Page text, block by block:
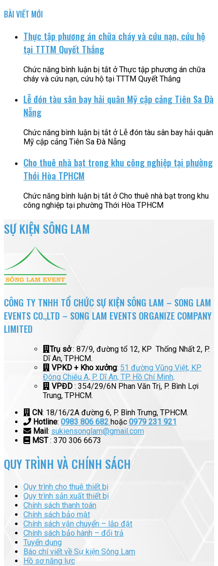
BÀI VIẾT MỚI
Thực tập phương án chữa cháy và cứu nạn, cứu hộ
tại TTTM Quyết Thắng
Chức năng bình luận bị tắt ở Thực tập phương án chữa
cháy và cứu nạn, cứu hộ tại TTTM Quyết Thắng
Lễ đón tàu sân bay hải quân Mỹ cập cảng Tiên Sa Đà
Nẵng
Chức năng bình luận bị tắt ở Lễ đón tàu sân bay hải quân
Mỹ cập cảng Tiên Sa Đà Nẵng
Cho thuê nhà bạt trong khu công nghiệp tại phường
Thới Hòa TPHCM
Chức năng bình luận bị tắt ở Cho thuê nhà bạt trong khu
công nghiệp tại phường Thới Hòa TPHCM
SỰ KIỆN SÔNG LAM
CÔNG TY TNHH TỔ CHỨC SỰ KIỆN SÔNG LAM – SONG LAM
EVENTS CO.,LTD – SONG LAM EVENTS ORGANIZE COMPANY
LIMITED
Trụ sở: 87/9, đường tổ 12, KP Thống Nhất 2, P.
Dĩ An, TPHCM.
VPKD + Kho xưởng: 51 đường Vũng Việt, KP
Đông Chiêu A, P. Dĩ An, TP. Hồ Chí Minh.
VPĐD : 354/29/6N Phan Văn Trị, P. Bình Lợi
Trung, TPHCM.
CN: 18/16/2A đường 6, P. Bình Trưng, TPHCM.
Hotline: 0983 806 682 hoặc 0979 231 921
Mail: sukiensonglam@gmail.com
MST: 370 306 6673
QUY TRÌNH VÀ CHÍNH SÁCH
Quy trình cho thuê thiết bị
Quy trình sản xuất thiết bị
Chính sách thanh toán
Chính sách bảo mật
Chính sách vận chuyển – lắp đặt
Chính sách bảo hành – đổi trả
Tuyển dụng
Báo chí viết về Sự kiện Sông Lam
Hồ sơ năng lực